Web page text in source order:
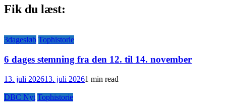
Fik du læst:
3dagesløb Tophistorie
6 dages stemning fra den 12. til 14. november
13. juli 202613. juli 20261 min read
DBC Nyt Tophistorie